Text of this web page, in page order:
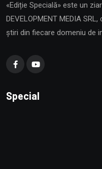
«Ediție Specială» este un
DEVELOPMENT MEDIA
știri din fiecare domeniu de
Special